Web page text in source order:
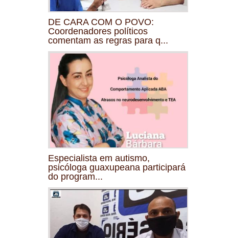
DE CARA COM O POVO:
Coordenadores políticos
comentam as regras para q...
Especialista em autismo,
psicóloga guaxupeana participará
do program...